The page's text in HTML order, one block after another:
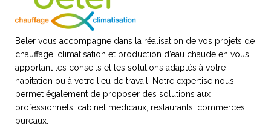
Beler vous accompagne dans la réalisation de vos projets de
chauffage, climatisation et production d’eau chaude en vous
apportant les conseils et les solutions adaptés à votre
habitation ou à votre lieu de travail. Notre expertise nous
permet également de proposer des solutions aux
professionnels, cabinet médicaux, restaurants, commerces,
bureaux.